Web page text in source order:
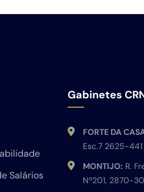
Salários
Gabinetes
FORTE DA
Esc.7 2625-441
MONTIJO: R.
Nº201, 2870-